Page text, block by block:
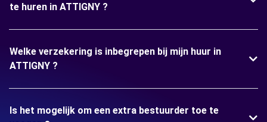
te huren in ATTIGNY ?
Welke verzekering is inbegrepen bij mijn huur in
ATTIGNY ?
Is het mogelijk om een extra bestuurder toe te